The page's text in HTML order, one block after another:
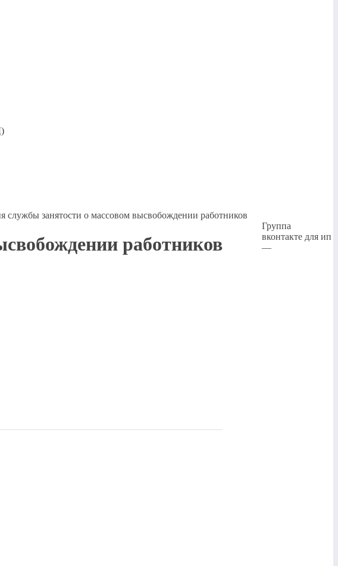
службы занятости о массовом высвобождении работников
работников
Группа
вконтакте для ип
—